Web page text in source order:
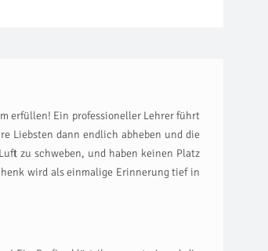
erfüllen! Ein professioneller Lehrer führt
Liebsten dann endlich abheben und die
zu schweben, und haben keinen Platz
wird als einmalige Erinnerung tief in